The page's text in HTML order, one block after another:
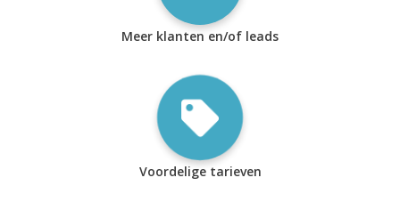
Meer klanten en/of leads
Voordelige tarieven